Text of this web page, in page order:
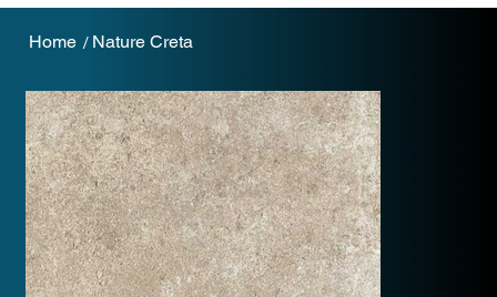
Home / Nature Creta